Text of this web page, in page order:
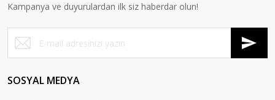
Kampanya ve duyurulardan ilk siz haberdar olun!
SOSYAL MEDYA